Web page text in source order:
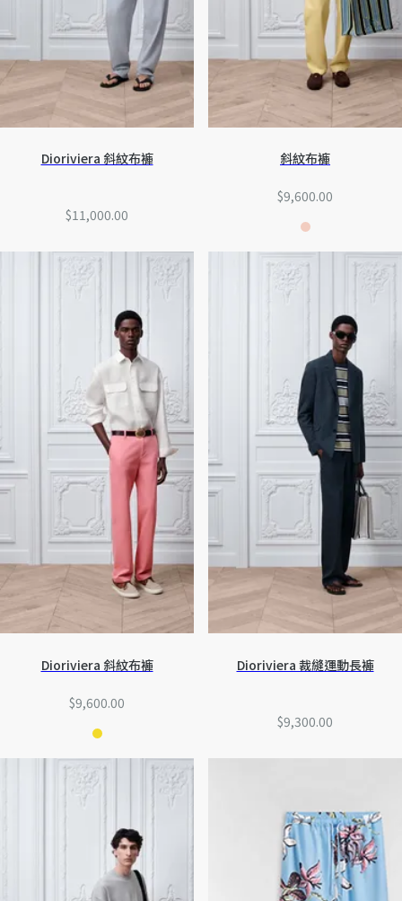
Dioriviera 斜紋布褲
$11,000.00
斜紋布褲
$9,600.00
Dioriviera 斜紋布褲
$9,600.00
Dioriviera 裁縫運動長褲
$9,300.00